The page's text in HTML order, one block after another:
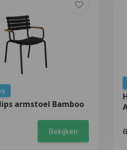
armstoel Bamboo
Bekijken